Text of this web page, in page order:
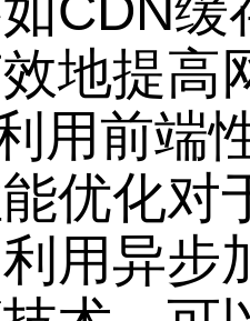
地提高
用前端
优化对
用异步